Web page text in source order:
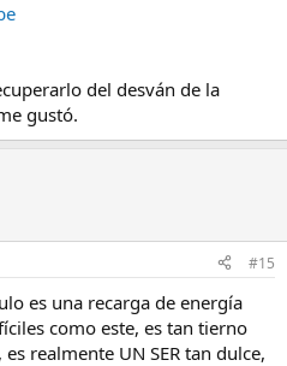
del desván de la
gustó.
#15
es una recarga de energía
como este, es tan tierno
realmente UN SER tan dulce,